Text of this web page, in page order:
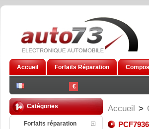
€
Accueil Forfaits Réparation
Catégories
Forfaits réparation
Accueil >